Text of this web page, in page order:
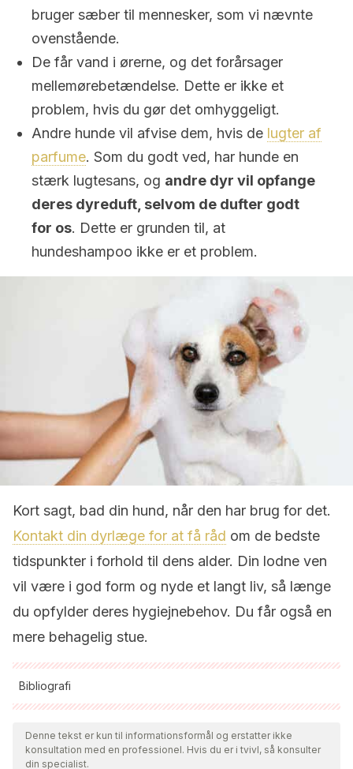
bruger sæber til mennesker, som vi nævnte
ovenstående.
De får vand i ørerne, og det forårsager
mellemørebetændelse. Dette er ikke et
problem, hvis du gør det omhyggeligt.
Andre hunde vil afvise dem, hvis de lugter af
parfume. Som du godt ved, har hunde en
stærk lugtesans, og andre dyr vil opfange
deres dyreduft, selvom de dufter godt
for os. Dette er grunden til, at
hundeshampoo ikke er et problem.
Kort sagt, bad din hund, når den har brug for det.
Kontakt din dyrlæge for at få råd om de bedste
tidspunkter i forhold til dens alder. Din lodne ven
vil være i god form og nyde et langt liv, så længe
du opfylder deres hygiejnebehov. Du får også en
mere behagelig stue.
Bibliografi
Alle citerede kilder blev grundigt gennemgået af vores team
for at sikre deres kvalitet, pålidelighed, aktualitet og validitet.
Bibliografien i denne artikel blev betragtet som pålidelig og af
Denne tekst er kun til informationsformål og erstatter ikke
konsultation med en professionel. Hvis du er i tvivl, så konsulter
din specialist.